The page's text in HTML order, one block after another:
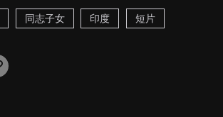
同志子女 印度 短片